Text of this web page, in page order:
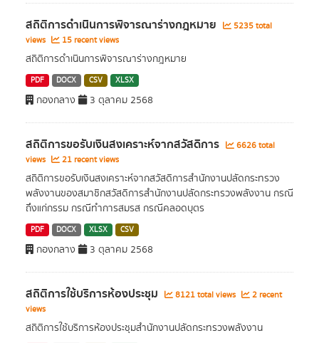
สถิติการดำเนินการพิจารณาร่างกฎหมาย
5235 total
views
15 recent views
สถิติการดำเนินการพิจารณาร่างกฎหมาย
PDF DOCX CSV XLSX
กองกลาง 3 ตุลาคม 2568
สถิติการขอรับเงินสงเคราะห์จากสวัสดิการ
6626 total
views
21 recent views
สถิติการขอรับเงินสงเคราะห์จากสวัสดิการสำนักงานปลัดกระทรวง
พลังงานของสมาชิกสวัสดิการสำนักงานปลัดกระทรวงพลังงาน กรณี
ถึงแก่กรรม กรณีทำการสมรส กรณีคลอดบุตร
PDF DOCX XLSX CSV
กองกลาง 3 ตุลาคม 2568
สถิติการใช้บริการห้องประชุม 8121 total views
2 recent
views
สถิติการใช้บริการห้องประชุมสำนักงานปลัดกระทรวงพลังงาน